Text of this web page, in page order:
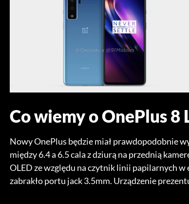
Co wiemy o OnePlus 8
Nowy OnePlus będzie miał prawdopodobnie
między 6.4 a 6.5 cala z dziurą na przednią
OLED ze względu na czytnik linii papilarnych
zabrakło portu jack 3.5mm. Urządzenie